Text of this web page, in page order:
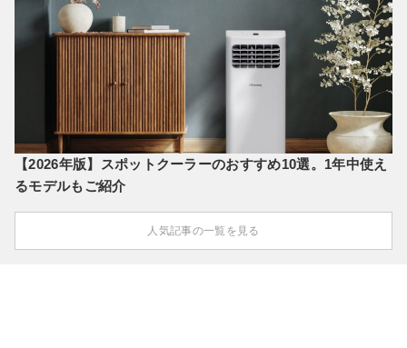
【2026年版】スポットクーラーのおすすめ10選。1年中使え
るモデルもご紹介
人気記事の一覧を見る